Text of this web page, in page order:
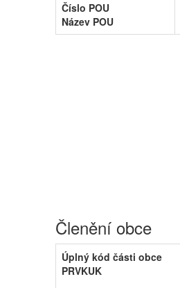
Číslo POU
Název POU
Členění obce
Úplný kód části obce
PRVKUK